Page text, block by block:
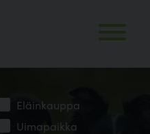
Eläinkauppa
Uimapaikka